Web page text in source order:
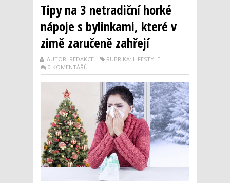
Tipy na 3 netradiční horké
nápoje s bylinkami, které v
zimě zaručeně zahřejí
AUTOR: REDAKCE
RUBRIKA: LIFESTYLE
0 KOMENTÁŘŮ